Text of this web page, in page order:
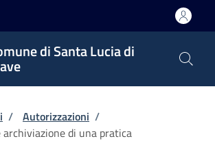
di Santa Lucia di
pane
/ Autorizzazioni /
di una pratica